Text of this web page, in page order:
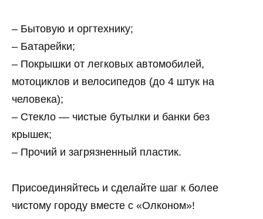
– Бытовую и оргтехнику;
– Батарейки;
– Покрышки от легковых автомобилей,
мотоциклов и велосипедов (до 4 штук на
человека);
– Стекло — чистые бутылки и банки без
крышек;
– Прочий и загрязненный пластик.
Присоединяйтесь и сделайте шаг к более
чистому городу вместе с «Олконом»!